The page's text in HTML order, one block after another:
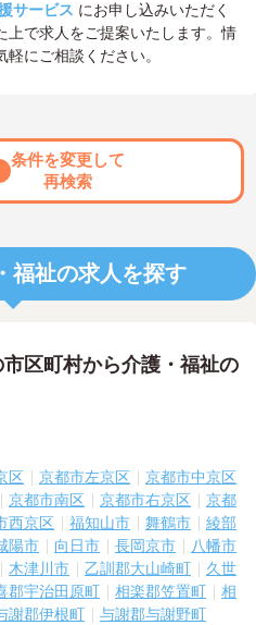
サービス にお申し込みいただく
上で求人をご提案いたします。情
にご相談ください。
条件を変更して
再検索
福祉の求人を探す
区町村から介護・福祉の
区 京都市左京区
京都市中京区
京都市南区 京都市右京区
京都
西京区 福知山市 舞鶴市
綾部
陽市 向日市 長岡京市
八幡市
木津川市 乙訓郡大山崎町
久世
郡宇治田原町 相楽郡笠置町
相
謝郡伊根町 与謝郡与謝野町